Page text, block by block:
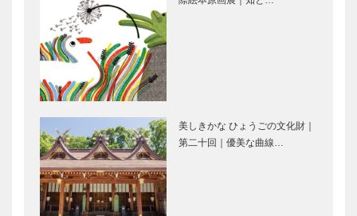
美しきかな ひょうごの文化財｜
第二十回｜優美な曲線…